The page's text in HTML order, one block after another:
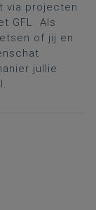
via projecten
GFL. Als
of jij en
jullie